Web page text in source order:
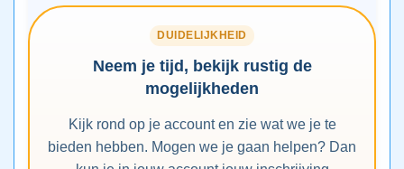
DUIDELIJKHEID
Neem je tijd, bekijk rustig de
mogelijkheden
Kijk rond op je account en zie wat we je te
bieden hebben. Mogen we je gaan helpen? Dan